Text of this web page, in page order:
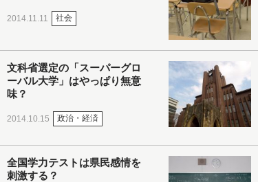
2014.11.11 社会
文科省選定の「スーパーグロ
ーバル大学」はやっぱり無意
味？
2014.10.15 政治・経済
全国学力テストは県民感情を
刺激する？